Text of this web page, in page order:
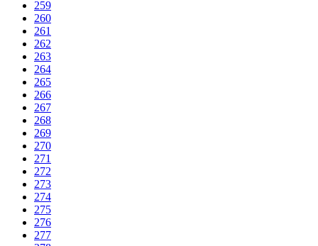
259
260
261
262
263
264
265
266
267
268
269
270
271
272
273
274
275
276
277